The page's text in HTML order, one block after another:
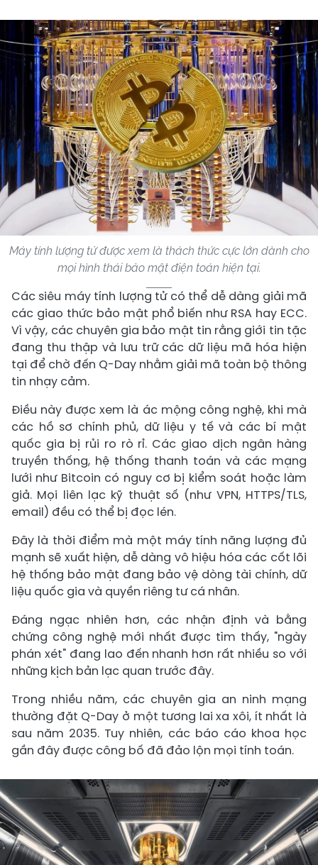
Máy tính lượng tử được xem là thách thức cực lớn dành cho
mọi hình thái bảo mật điện toán hiện tại.
Các siêu máy tính lượng tử có thể dễ dàng giải mã
các giao thức bảo mật phổ biến như RSA hay ECC.
Vì vậy, các chuyên gia bảo mật tin rằng giới tin tặc
đang thu thập và lưu trữ các dữ liệu mã hóa hiện
tại để chờ đến Q-Day nhằm giải mã toàn bộ thông
tin nhạy cảm.
Điều này được xem là ác mộng công nghệ, khi mà
các hồ sơ chính phủ, dữ liệu y tế và các bí mật
quốc gia bị rủi ro rò rỉ. Các giao dịch ngân hàng
truyền thống, hệ thống thanh toán và các mạng
lưới như Bitcoin có nguy cơ bị kiểm soát hoặc làm
giả. Mọi liên lạc kỹ thuật số (như VPN, HTTPS/TLS,
email) đều có thể bị đọc lén.
Đây là thời điểm mà một máy tính năng lượng đủ
mạnh sẽ xuất hiện, dễ dàng vô hiệu hóa các cốt lõi
hệ thống bảo mật đang bảo vệ dòng tài chính, dữ
liệu quốc gia và quyền riêng tư cá nhân.
Đáng ngạc nhiên hơn, các nhận định và bằng
chứng công nghệ mới nhất được tìm thấy, "ngày
phán xét" đang lao đến nhanh hơn rất nhiều so với
những kịch bản lạc quan trước đây.
Trong nhiều năm, các chuyên gia an ninh mạng
thường đặt Q-Day ở một tương lai xa xôi, ít nhất là
sau năm 2035. Tuy nhiên, các báo cáo khoa học
gần đây được công bố đã đảo lộn mọi tính toán.